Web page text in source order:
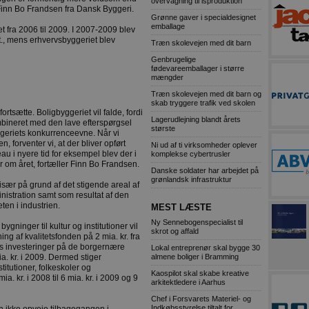
Bo Frandsen fra Dansk Byggeri.
fra 2006 til 2009. I 2007-2009 blev
mens erhvervsbyggeriet blev
Boligbyggeriet vil falde, fordi
med den lave efterspørgsel
konkurrenceevne. Når vi
forventer vi, at der bliver opført
i nyere tid for eksempel blev der i
om året, fortæller Finn Bo Frandsen.
på grund af det stigende areal af
samt som resultat af den
i industrien.
til kultur og institutioner vil
af kvalitetsfonden på 2 mia. kr. fra
investeringer på de borgernære
kr. i 2009. Dermed stiger
folkeskoler og
kr. i 2008 til 6 mia. kr. i 2009 og 9
Grønne gaver i specialdesignet
emballage
Træn skolevejen med dit barn
Genbrugelige
fødevareemballager i større
mængder
Træn skolevejen med dit barn og
skab tryggere trafik ved skolen
Lagerudlejning blandt årets
største
Ni ud af ti virksomheder oplever
komplekse cybertrusler
Danske soldater har arbejdet på
grønlandsk infrastruktur
MEST LÆSTE
Ny Sennebogenspecialist til
skrot og affald
Lokal entreprenør skal bygge 30
almene boliger i Bramming
Kaospilot skal skabe kreative
arkitektledere i Aarhus
Chef i Forsvarets Materiel- og